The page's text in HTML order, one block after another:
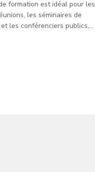
formation est idéal pour les
les séminaires de
les conférenciers publics,